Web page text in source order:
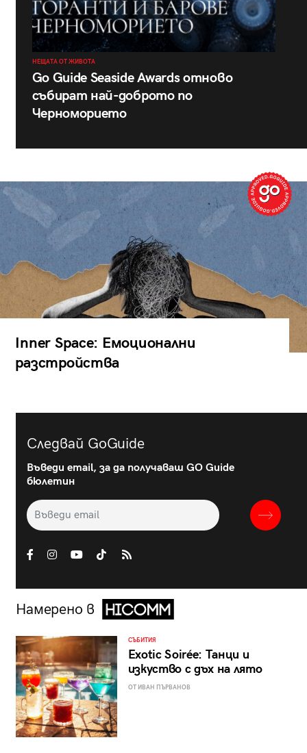
НЕЩАТА ОТ ЖИВОТА
Go Guide Seaside Awards отново
събират най-доброто по
Черноморието
Inner Space: Емоционални
разстройства
Следвай GoGuide
Въведи email, за да получаваш GO Guide
бюлетин
Намерено в
СЪБИТИЯ
Exotic Soirée: Танци и
изкуство с дъх на лято
ОТ ИВАН ПЪРВАНОВ